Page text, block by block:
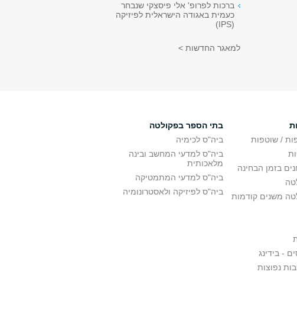
ברכות לפרופ' אלי פיסצקי שנבחר
כעמית באגודה הישראלית לפיזיקה
(IPS)
למאגר החדשות >
/ שוטפות
בזמן הבחינה
משנים קודמות
- בידינג
נפוצות
בתי הספר בפקולטה
ביה"ס לכימיה
ביה"ס למדעי המחשב ובינה
מלאכותית
ביה"ס למדעי המתמטיקה
ביה"ס לפיזיקה ולאסטרונומיה